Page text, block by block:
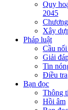
Quy
2045
Xây
Pháp luật
Cầu
Giải
Tin
Điều tra
Bạn đọc
Thông
Hồi âm